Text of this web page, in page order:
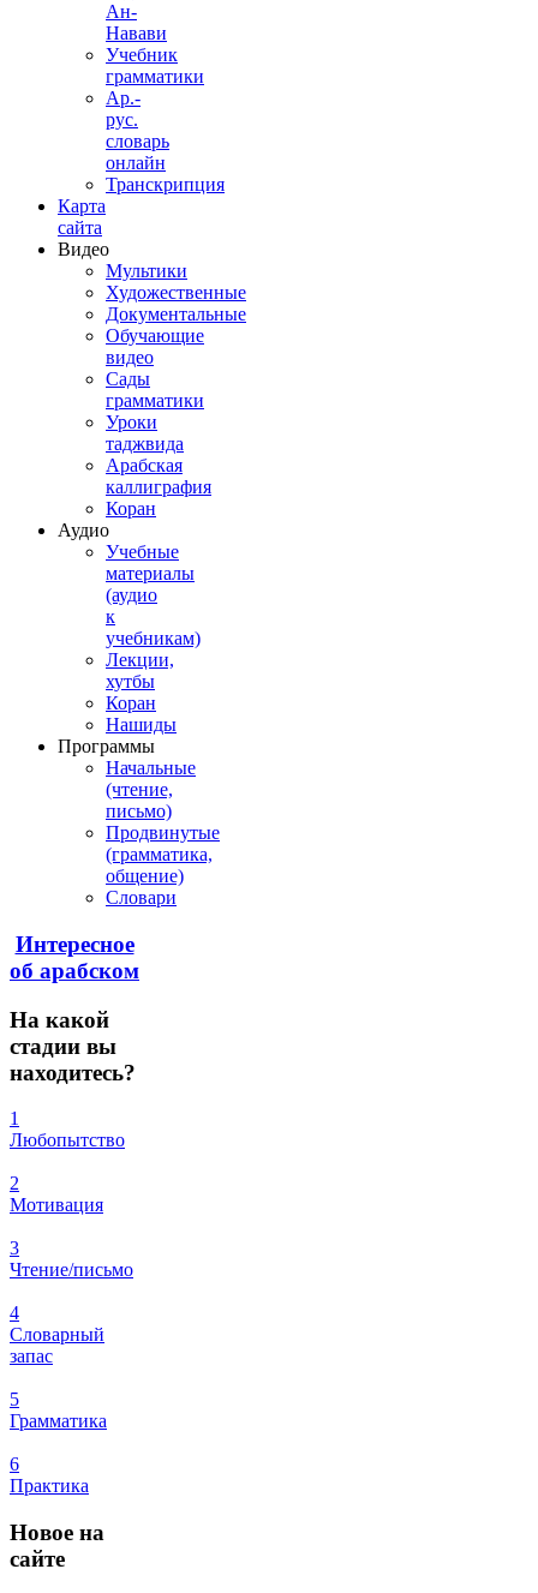
Ан-
Навави
Учебник
грамматики
Ар.-
рус.
словарь
онлайн
Транскрипция
Карта
сайта
Видео
Мультики
Художественные
Документальные
Обучающие
видео
Сады
грамматики
Уроки
таджвида
Арабская
каллиграфия
Коран
Аудио
Учебные
материалы
(аудио
к
учебникам)
Лекции,
хутбы
Коран
Нашиды
Программы
Начальные
(чтение,
письмо)
Продвинутые
(грамматика,
общение)
Словари
Интересное
об арабском
На какой
стадии вы
находитесь?
1
Любопытство
2
Мотивация
3
Чтение/письмо
4
Словарный
запас
5
Грамматика
6
Практика
Новое на
сайте